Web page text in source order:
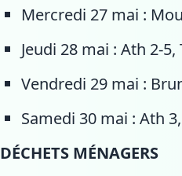
Mercredi 27 mai :
Jeudi 28 mai : Ath 2-
Vendredi 29 mai :
Samedi 30 mai : Ath
DÉCHETS MÉNAGERS